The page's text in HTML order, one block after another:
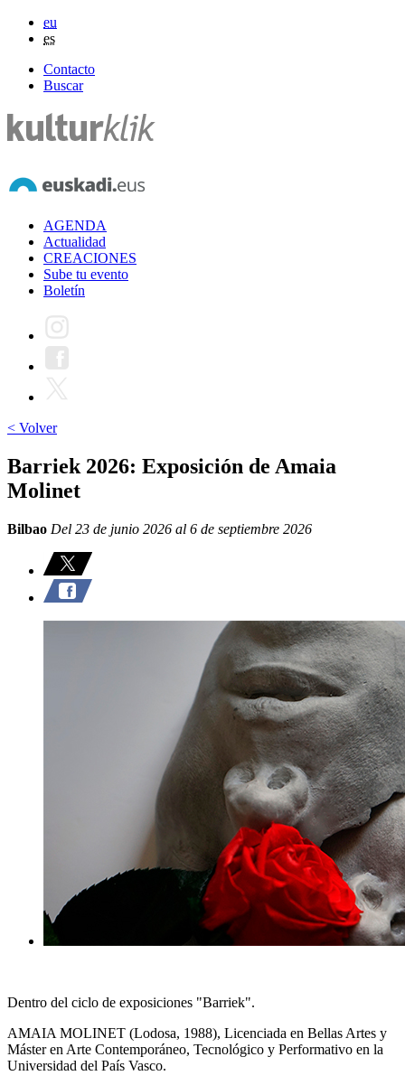
eu
es
Contacto
Buscar
AGENDA
Actualidad
CREACIONES
Sube tu evento
Boletín
< Volver
Barriek 2026: Exposición de Amaia
Molinet
Bilbao Del 23 de junio 2026 al 6 de septiembre 2026
Dentro del ciclo de exposiciones "Barriek".
AMAIA MOLINET (Lodosa, 1988), Licenciada en Bellas Artes y
Máster en Arte Contemporáneo, Tecnológico y Performativo en la
Universidad del País Vasco.